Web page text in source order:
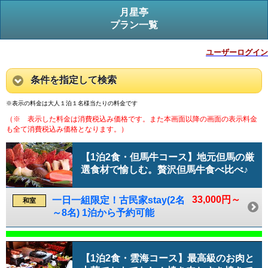
月星亭
プラン一覧
ユーザーログイン
条件を指定して検索
※表示の料金は大人１泊１名様当たりの料金です
（※ 表示した料金は消費税込み価格です。また本画面以降の画面の表示料金
も全て消費税込み価格となります。）
【1泊2食・但馬牛コース】地元但馬の厳
選食材で愉しむ。贅沢但馬牛食べ比べ♪
33,000円～
和室
一日一組限定！古民家stay(2名
～8名) 1泊から予約可能
【1泊2食・雲海コース】最高級のお肉と